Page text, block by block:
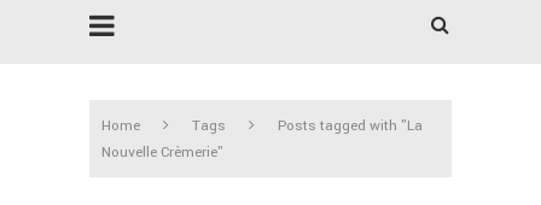
Home Tags
Posts tagged with "La
Nouvelle Crèmerie"